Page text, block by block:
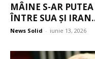
MÂINE S-AR
ÎNTRE SUA ȘI
News Solid - iunie 13, 2026